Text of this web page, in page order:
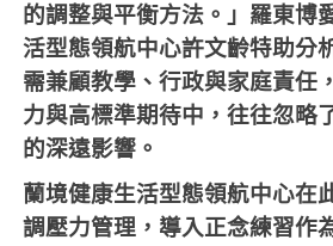
的調整與平衡方法。」羅東博
活型態領航中心許文齡特助分
需兼顧教學、行政與家庭責任
力與高標準期待中，往往忽略
的深遠影響。
蘭境健康生活型態領航中心在
調壓力管理，導入正念練習作